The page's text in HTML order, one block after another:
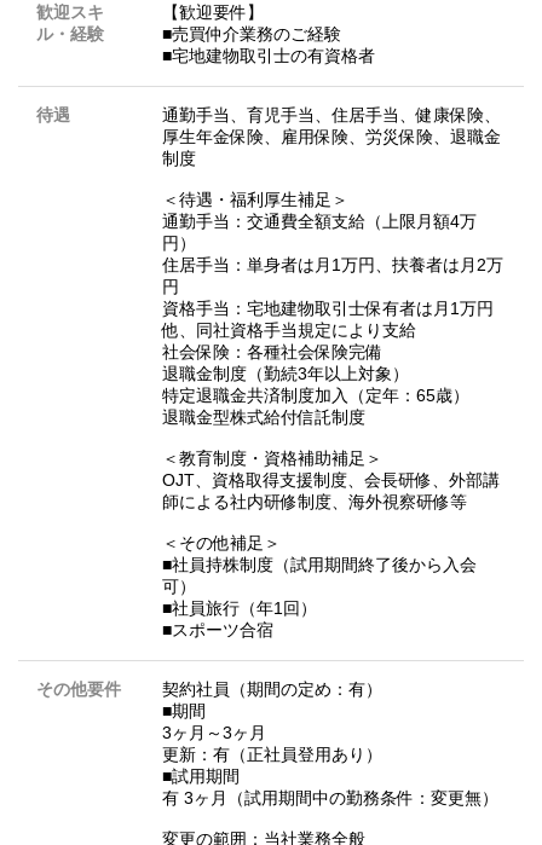
歓迎スキ
ル・経験
【歓迎要件】
■売買仲介業務のご経験
■宅地建物取引士の有資格者
待遇
通勤手当、育児手当、住居手当、健康保険、
厚生年金保険、雇用保険、労災保険、退職金
制度
＜待遇・福利厚生補足＞
通勤手当：交通費全額支給（上限月額4万
円）
住居手当：単身者は月1万円、扶養者は月2万
円
資格手当：宅地建物取引士保有者は月1万円
他、同社資格手当規定により支給
社会保険：各種社会保険完備
退職金制度（勤続3年以上対象）
特定退職金共済制度加入（定年：65歳）
退職金型株式給付信託制度
＜教育制度・資格補助補足＞
OJT、資格取得支援制度、会長研修、外部講
師による社内研修制度、海外視察研修等
＜その他補足＞
■社員持株制度（試用期間終了後から入会
可）
■社員旅行（年1回）
■スポーツ合宿
その他要件
契約社員（期間の定め：有）
■期間
3ヶ月～3ヶ月
更新：有（正社員登用あり）
■試用期間
有 3ヶ月（試用期間中の勤務条件：変更無）
変更の範囲：当社業務全般